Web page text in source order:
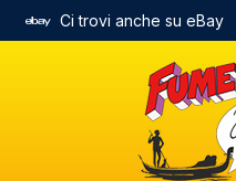
Ci trovi anche su eBay